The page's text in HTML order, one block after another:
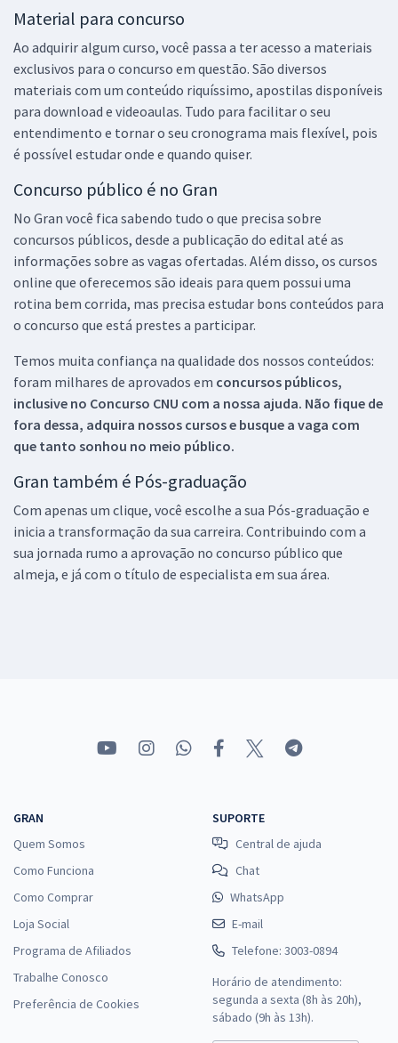
Material para concurso
Ao adquirir algum curso, você passa a ter acesso a materiais
exclusivos para o concurso em questão. São diversos
materiais com um conteúdo riquíssimo, apostilas disponíveis
para download e videoaulas. Tudo para facilitar o seu
entendimento e tornar o seu cronograma mais flexível, pois
é possível estudar onde e quando quiser.
Concurso público é no Gran
No Gran você fica sabendo tudo o que precisa sobre
concursos públicos, desde a publicação do edital até as
informações sobre as vagas ofertadas. Além disso, os cursos
online que oferecemos são ideais para quem possui uma
rotina bem corrida, mas precisa estudar bons conteúdos para
o concurso que está prestes a participar.
Temos muita confiança na qualidade dos nossos conteúdos:
foram milhares de aprovados em concursos públicos,
inclusive no Concurso CNU com a nossa ajuda. Não fique de
fora dessa, adquira nossos cursos e busque a vaga com
que tanto sonhou no meio público.
Gran também é Pós-graduação
Com apenas um clique, você escolhe a sua Pós-graduação e
inicia a transformação da sua carreira. Contribuindo com a
sua jornada rumo a aprovação no concurso público que
almeja, e já com o título de especialista em sua área.
GRAN
Quem Somos
Como Funciona
Como Comprar
Loja Social
Programa de Afiliados
Trabalhe Conosco
Preferência de Cookies
SUPORTE
Central de ajuda
Chat
WhatsApp
E-mail
Telefone: 3003-0894
Horário de atendimento:
segunda a sexta (8h às 20h),
sábado (9h às 13h).